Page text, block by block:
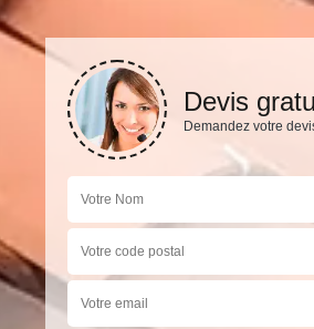
Devis
Demandez votre